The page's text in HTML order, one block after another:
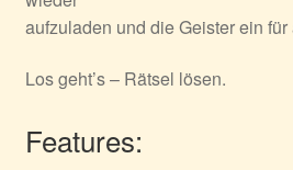
aufzuladen und die Geister ein
Los geht’s – Rätsel lösen.
Features: